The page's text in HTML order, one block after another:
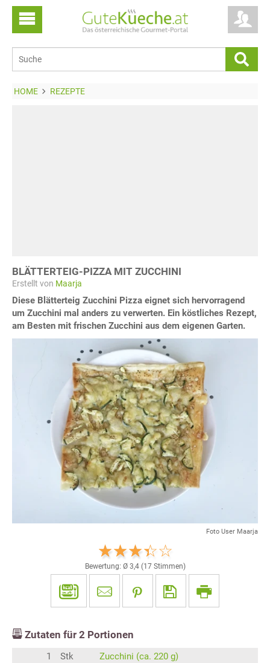
HOME REZEPTE
BLÄTTERTEIG-PIZZA MIT ZUCCHINI
Erstellt von Maarja
Diese Blätterteig Zucchini Pizza eignet sich hervorragend
um Zucchini mal anders zu verwerten. Ein köstliches Rezept,
am Besten mit frischen Zucchini aus dem eigenen Garten.
Foto User Maarja
Bewertung: Ø 3,4(17Stimmen)
Zutaten für 2 Portionen
1 Stk
Zucchini (ca. 220 g)